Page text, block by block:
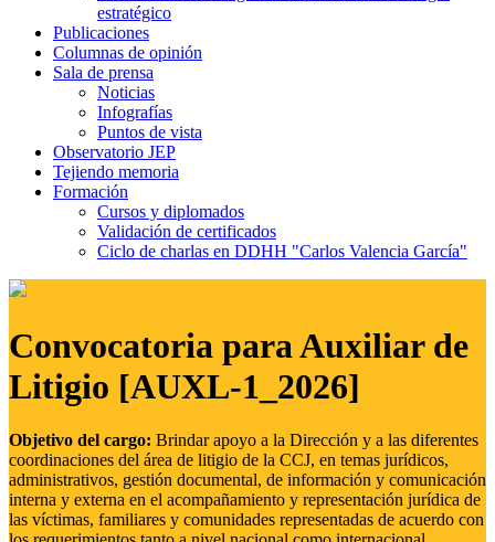
estratégico
Publicaciones
Columnas de opinión
Sala de prensa
Noticias
Infografías
Puntos de vista
Observatorio JEP
Tejiendo memoria
Formación
Cursos y diplomados
Validación de certificados
Ciclo de charlas en DDHH "Carlos Valencia García"
Convocatoria para Auxiliar de
Litigio [AUXL-1_2026]
Objetivo del cargo: Brindar apoyo a la Dirección y a las diferentes
coordinaciones del área de litigio de la CCJ, en temas jurídicos,
administrativos, gestión documental, de información y comunicación
interna y externa en el acompañamiento y representación jurídica de
las víctimas, familiares y comunidades representadas de acuerdo con